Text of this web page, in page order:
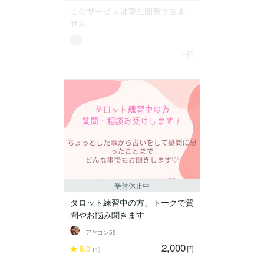
受付休止中
タロット練習中の方、トークで質
問やお悩み聞きます
アヤコン59
5.0 (1) 2,000円